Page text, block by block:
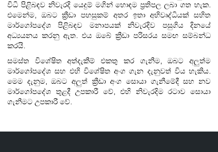
විධි පිළිබඳව නිවැරදි යෙදුම් මගින් හොඳම ප්‍රතිපල ලබා ගත හැක.
එමෙන්ම, ඔබට ක්‍රීඩා පහසුකම් අතර ඉතා අභිවෘද්ධියක් සහිත
මාර්ගෝපදේශ පිළිබඳව මනාපයක් නිවැරදිව පසුගිය දිනයේ
අධ්‍යයනය කරනු ඇත. එය ඔබේ ක්‍රීඩා පරිසරය සමඟ සම්බන්ධ
කරයි.
සමස්ත විශේෂිත අත්දැකීම් එකතු කර ගැනීම, ඔබට අලුත්ම
මාර්ගෝපදේශ සහ එහි විශේෂිත අංග ගැන දැනුවත් විය හැකිය.
මෙම දැනුම, ඔබට අලුත් ක්‍රීඩා අංග සොයා ගැනීමේදී සහ නව
මාර්ගෝපදේශ තුළදී උපකාරී වේ, එහි නිවැරදිම රටාව සොයා
ගැනීමට උපකාරී වේ.